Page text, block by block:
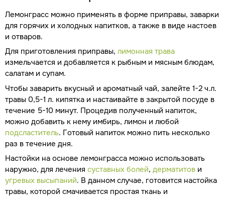
Лемонграсс можно применять в форме приправы, заварки
для горячих и холодных напитков, а также в виде настоев
и отваров.
Для приготовления приправы, лимонная трава
измельчается и добавляется к рыбным и мясным блюдам,
салатам и супам.
Чтобы заварить вкусный и ароматный чай, залейте 1-2 ч.л.
травы 0,5-1 л. кипятка и настаивайте в закрытой посуде в
течение 5-10 минут. Процедив полученный напиток,
можно добавить к нему имбирь, лимон и любой
подсластитель. Готовый напиток можно пить несколько
раз в течение дня.
Настойки на основе лемонграсса можно использовать
наружно, для лечения суставных болей, дерматитов и
угревых высыпаний. В данном случае, готовится настойка
травы, которой смачивается простая ткань и